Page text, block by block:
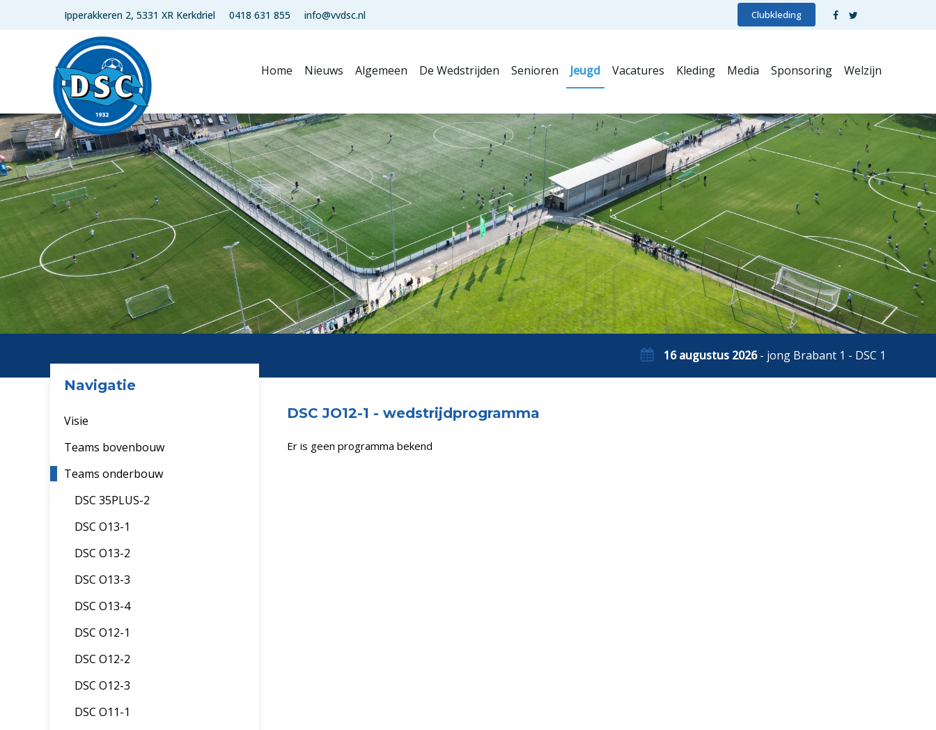
Ipperakkeren 2, 5331 XR Kerkdriel 0418 631 855 info@vvdsc.nl Clubkleding
Home Nieuws Algemeen De Wedstrijden Senioren Jeugd Vacatures Kleding Media Sponsoring Welzijn
16 augustus 2026- jong Brabant 1 - DSC 1
Navigatie
Visie
Teams bovenbouw
Teams onderbouw
DSC 35PLUS-2
DSC O13-1
DSC O13-2
DSC O13-3
DSC O13-4
DSC O12-1
DSC O12-2
DSC O12-3
DSC O11-1
DSC JO12-1 - wedstrijdprogramma
Er is geen programma bekend